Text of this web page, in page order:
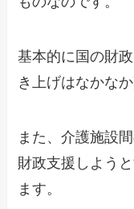
基本的に国の財
き上げはなかな
また、介護施設
財政支援しよう
ます。